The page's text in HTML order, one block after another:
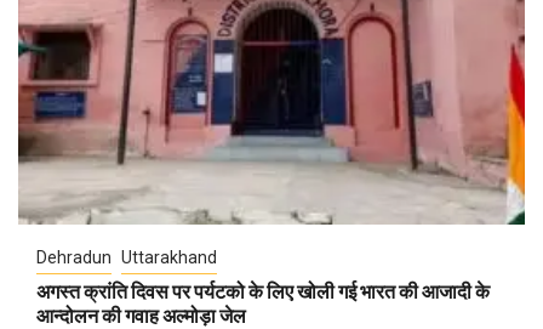
Dehradun Uttarakhand
अगस्त क्रांति दिवस पर पर्यटको के लिए खोली गई भारत की आजादी के
आन्दोलन की गवाह अल्मोड़ा जेल